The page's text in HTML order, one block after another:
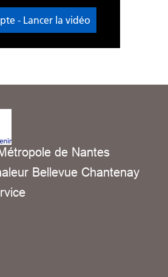
- Lancer la vidéo
de Nantes
Bellevue Chantenay